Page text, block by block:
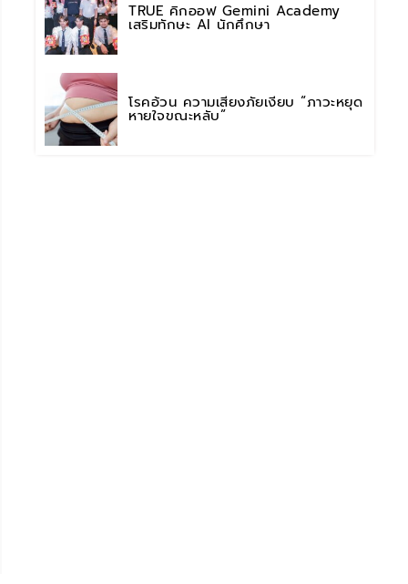
TRUE คิกออฟ Gemini Academy
เสริมทักษะ AI นักศึกษา
โรคอ้วน ความเสี่ยงภัยเงียบ “ภาวะหยุด
หายใจขณะหลับ”